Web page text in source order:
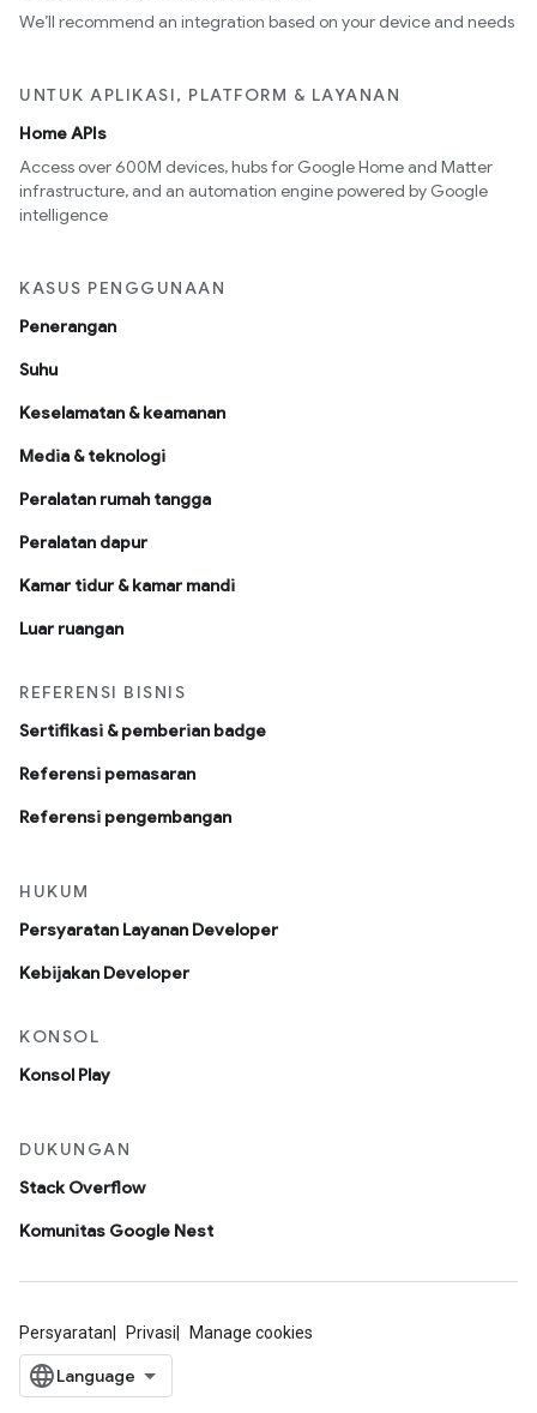
We’ll recommend an integration based on your device and needs
UNTUK APLIKASI, PLATFORM & LAYANAN
Home APIs
Access over 600M devices, hubs for Google Home and Matter
infrastructure, and an automation engine powered by Google
intelligence
KASUS PENGGUNAAN
Penerangan
Suhu
Keselamatan & keamanan
Media & teknologi
Peralatan rumah tangga
Peralatan dapur
Kamar tidur & kamar mandi
Luar ruangan
REFERENSI BISNIS
Sertifikasi & pemberian badge
Referensi pemasaran
Referensi pengembangan
HUKUM
Persyaratan Layanan Developer
Kebijakan Developer
KONSOL
Konsol Play
DUKUNGAN
Stack Overflow
Komunitas Google Nest
Persyaratan Privasi Manage cookies